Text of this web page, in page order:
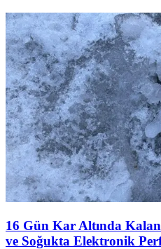
16 Gün Kar Altında Kalan
ve Soğukta Elektronik